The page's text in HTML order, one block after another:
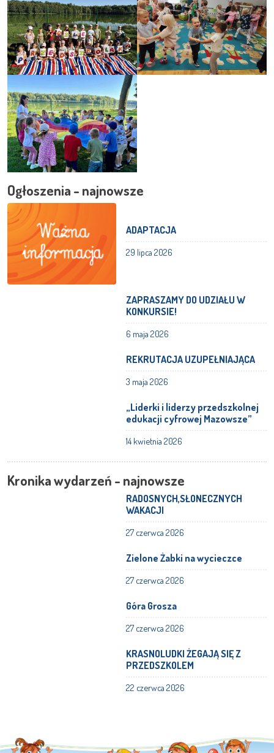
Ogłoszenia - najnowsze
ADAPTACJA
29 lipca 2026
ZAPRASZAMY DO UDZIAŁU W
KONKURSIE!
6 maja 2026
REKRUTACJA UZUPEŁNIAJĄCA
3 maja 2026
„Liderki i liderzy przedszkolnej
edukacji cyfrowej Mazowsze”
14 kwietnia 2026
Kronika wydarzeń - najnowsze
RADOSNYCH,SŁONECZNYCH
WAKACJI
27 czerwca 2026
Zielone Żabki na wycieczce
27 czerwca 2026
Góra Grosza
27 czerwca 2026
KRASNOLUDKI ŻEGAJĄ SIĘ Z
PRZEDSZKOLEM
22 czerwca 2026